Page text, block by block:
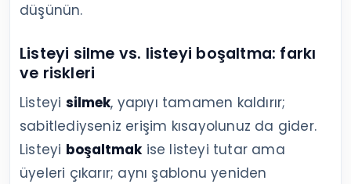
düşünün.
Listeyi silme vs. listeyi boşaltma: farkı
ve riskleri
Listeyi silmek, yapıyı tamamen kaldırır;
sabitlediyseniz erişim kısayolunuz da gider.
Listeyi boşaltmakise listeyi tutar ama
üyeleri çıkarır; aynı şablonu yeniden